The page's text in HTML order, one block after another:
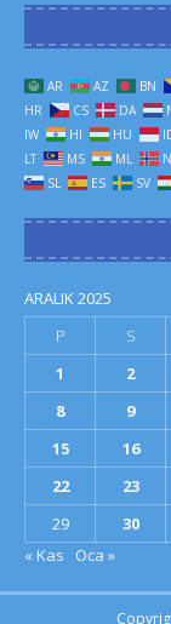
AR AZ BN
HR
CS DA
IW
HI HU
LT
MS ML
SL
ES SV
ARALIK 2025
P
S
1
2
8
9
15
16
22
23
29
30
« Kas
Oca »